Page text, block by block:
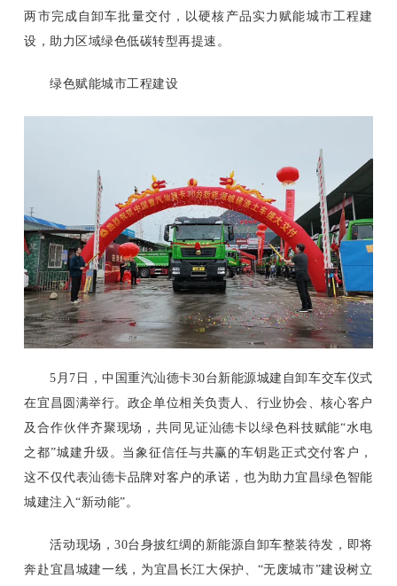
两市完成自卸车批量交付，以硬核产品实力赋能城市工程建
设，助力区域绿色低碳转型再提速。
绿色赋能城市工程建设
5月7日，中国重汽汕德卡30台新能源城建自卸车交车仪式
在宜昌圆满举行。政企单位相关负责人、行业协会、核心客户
及合作伙伴齐聚现场，共同见证汕德卡以绿色科技赋能“水电
之都”城建升级。当象征信任与共赢的车钥匙正式交付客户，
这不仅代表汕德卡品牌对客户的承诺，也为助力宜昌绿色智能
城建注入“新动能”。
活动现场，30台身披红绸的新能源自卸车整装待发，即将
奔赴宜昌城建一线，为宜昌长江大保护、“无废城市”建设树立